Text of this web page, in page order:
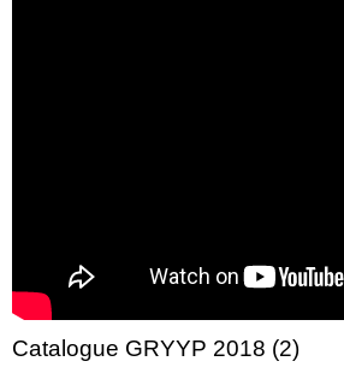
Catalogue GRYYP 2018 (2)